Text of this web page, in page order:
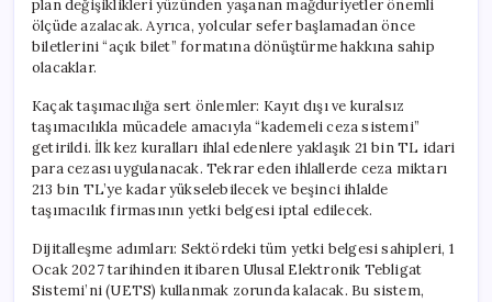
plan değişiklikleri yüzünden yaşanan mağduriyetler önemli
ölçüde azalacak. Ayrıca, yolcular sefer başlamadan önce
biletlerini “açık bilet” formatına dönüştürme hakkına sahip
olacaklar.
Kaçak taşımacılığa sert önlemler: Kayıt dışı ve kuralsız
taşımacılıkla mücadele amacıyla “kademeli ceza sistemi”
getirildi. İlk kez kuralları ihlal edenlere yaklaşık 21 bin TL idari
para cezası uygulanacak. Tekrar eden ihlallerde ceza miktarı
213 bin TL’ye kadar yükselebilecek ve beşinci ihlalde
taşımacılık firmasının yetki belgesi iptal edilecek.
Dijitalleşme adımları: Sektördeki tüm yetki belgesi sahipleri, 1
Ocak 2027 tarihinden itibaren Ulusal Elektronik Tebligat
Sistemi’ni (UETS) kullanmak zorunda kalacak. Bu sistem,